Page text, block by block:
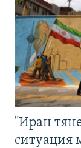
"Иран
ситуация